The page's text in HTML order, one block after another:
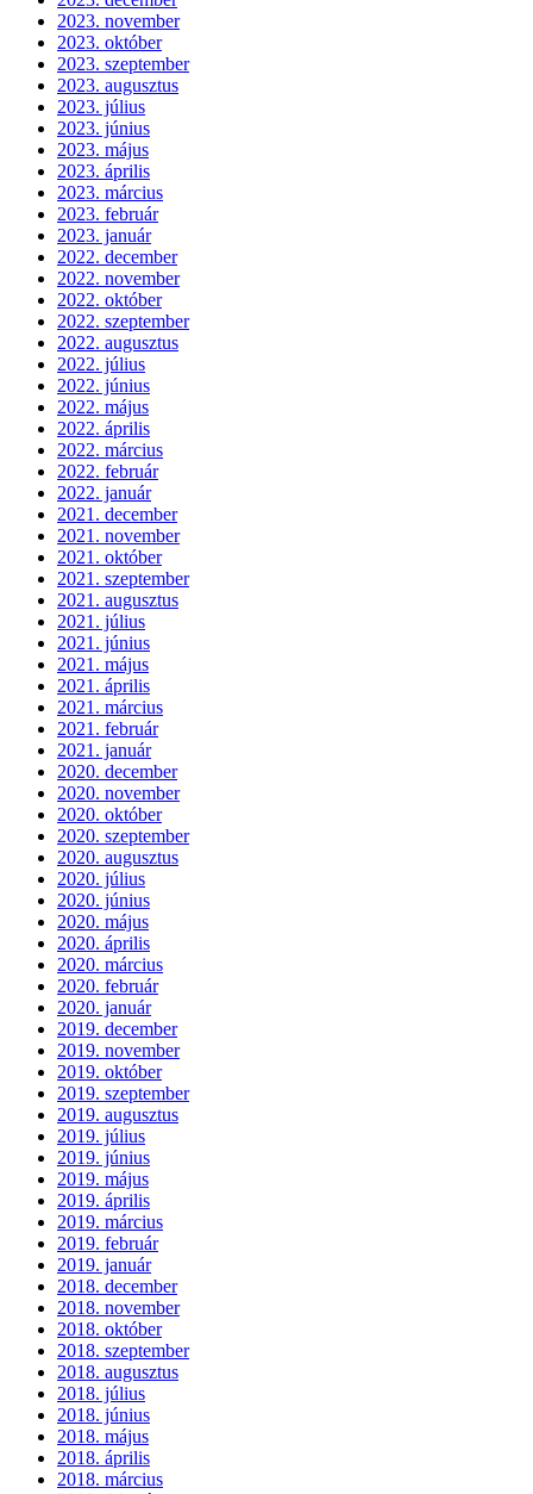
2023. november
2023. október
2023. szeptember
2023. augusztus
2023. július
2023. június
2023. május
2023. április
2023. március
2023. február
2023. január
2022. december
2022. november
2022. október
2022. szeptember
2022. augusztus
2022. július
2022. június
2022. május
2022. április
2022. március
2022. február
2022. január
2021. december
2021. november
2021. október
2021. szeptember
2021. augusztus
2021. július
2021. június
2021. május
2021. április
2021. március
2021. február
2021. január
2020. december
2020. november
2020. október
2020. szeptember
2020. augusztus
2020. július
2020. június
2020. május
2020. április
2020. március
2020. február
2020. január
2019. december
2019. november
2019. október
2019. szeptember
2019. augusztus
2019. július
2019. június
2019. május
2019. április
2019. március
2019. február
2019. január
2018. december
2018. november
2018. október
2018. szeptember
2018. augusztus
2018. július
2018. június
2018. május
2018. április
2018. március